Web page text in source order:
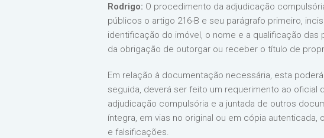
Rodrigo: O procedimento da adjudicação
públicos o artigo 216-B e seu parágrafo primeiro,
identificação do imóvel, o nome e a qualificação
da obrigação de outorgar ou receber o título de
Em relação à documentação necessária, esta
seguida, deverá ser feito um requerimento ao
adjudicação compulsória e a juntada de outros
íntegra, em vias no original ou em cópia
e falsificações.